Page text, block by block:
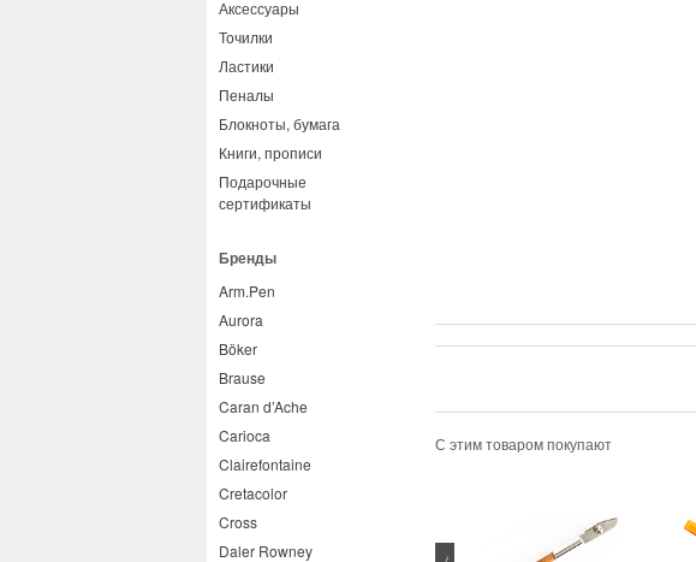
Аксессуары
Точилки
Ластики
Пеналы
Блокноты, бумага
Книги, прописи
Подарочные
сертификаты
Бренды
Arm.Pen
Aurora
Böker
Brause
Caran d’Ache
Carioca
Clairefontaine
Cretacolor
Cross
Daler Rowney
С этим товаром покупают